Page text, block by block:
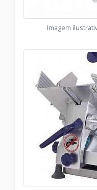
Imagem